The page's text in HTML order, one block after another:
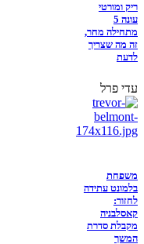
ריק ומורטי
עונה 5
מתחילה מחר,
זה מה שצריך
לדעת
עדי פרל
משפחת
בלמונט עתידה
לחזור:
קאסלבניה
מקבלת סדרת
המשך